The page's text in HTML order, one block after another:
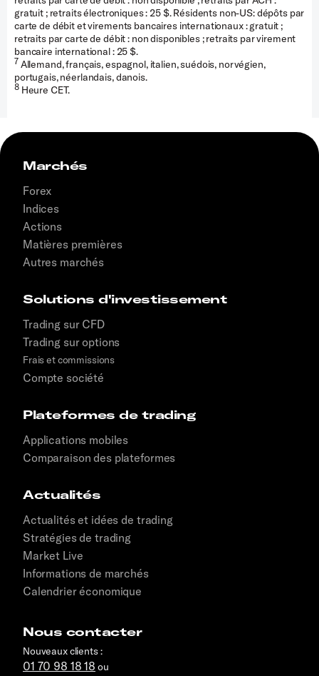
gratuit ; retraits électroniques : 25 $. Résidents non-US: dépôts par
carte de débit et virements bancaires internationaux : gratuit ;
retraits par carte de débit : non disponibles ; retraits par virement
bancaire international : 25 $.
7 Allemand, français, espagnol, italien, suédois, norvégien,
portugais, néerlandais, danois.
8Heure CET.
Marchés
Forex
Indices
Actions
Matières premières
Autres marchés
Solutions d'investissement
Trading sur CFD
Trading sur options
Frais et commissions
Compte société
Plateformes de trading
Applications mobiles
Comparaison des plateformes
Actualités
Actualités et idées de trading
Stratégies de trading
Market Live
Informations de marchés
Calendrier économique
Nous contacter
Nouveaux clients :
01 70 98 18 18 ou